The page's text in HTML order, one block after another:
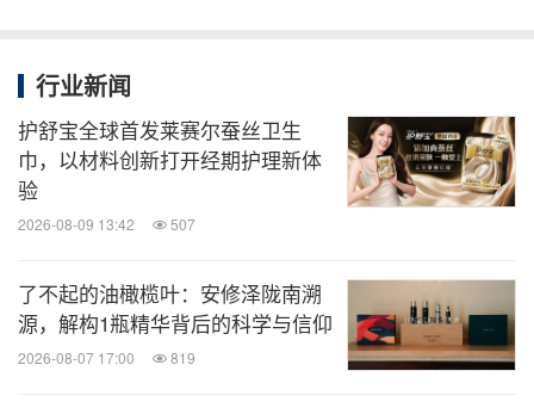
设计语言，并在多项沉浸式创意合作中得到运用，吸
引了众多全球范围内的忠实粉丝群体。
罗斯与包括国王信托基金会（Kings Trust）与皇家艺
术学院（The Royal College of art）在内的多家机构
此外，他于2015年所创立的A-COLD-WALL*，在
行业新闻
护舒宝全球首发莱赛尔蚕丝卫生
巾，以材料创新打开经期护理新体
验
2026-08-09 13:42 507
了不起的油橄榄叶：安修泽陇南溯
源，解构1瓶精华背后的科学与信仰
2026-08-07 17:00 819